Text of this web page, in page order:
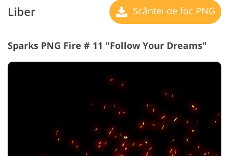
Liber Scântei de foc PNG
Sparks PNG Fire # 11 "Follow Your Dreams"